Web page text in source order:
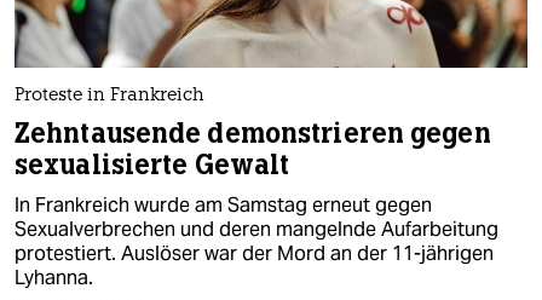
Proteste in Frankreich
Zehntausende demonstrieren gegen
sexualisierte Gewalt
In Frankreich wurde am Samstag erneut gegen
Sexualverbrechen und deren mangelnde Aufarbeitung
protestiert. Auslöser war der Mord an der 11-jährigen
Lyhanna.